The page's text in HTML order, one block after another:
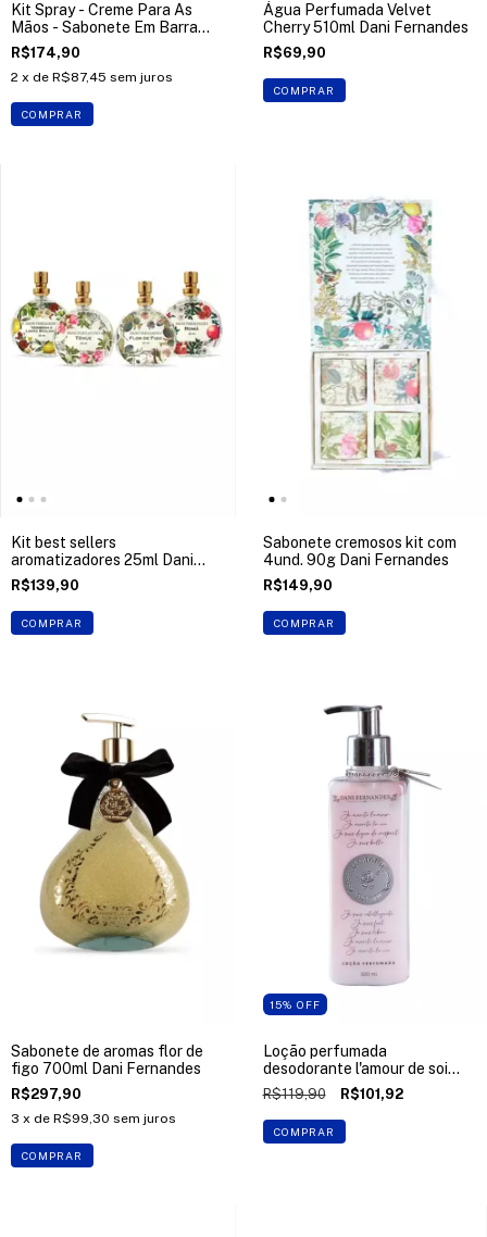
Kit Spray - Creme Para As
Mãos - Sabonete Em Barra
Velvet Cherry Dani Fernandes
R$174,90
2 x de R$87,45 sem juros
COMPRAR
Água Perfumada Velvet
Cherry 510ml Dani Fernandes
R$69,90
COMPRAR
Kit best sellers
aromatizadores 25ml Dani
Fernandes
R$139,90
COMPRAR
Sabonete cremosos kit com
4und. 90g Dani Fernandes
R$149,90
COMPRAR
Sabonete de aromas flor de
figo 700ml Dani Fernandes
R$297,90
3 x de R$99,30 sem juros
COMPRAR
15% OFF
Loção perfumada
desodorante l'amour de soi
300ml Dani Fernandes
R$119,90 R$101,92
COMPRAR